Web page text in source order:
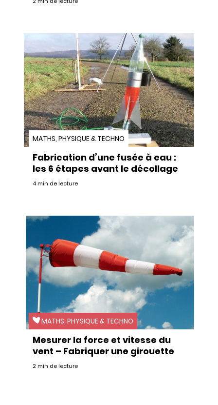
MATHS, PHYSIQUE & TECHNO
Fabrication d’une fusée à eau :
les 6 étapes avant le décollage
4 min de lecture
MATHS, PHYSIQUE & TECHNO
Mesurer la force et vitesse du
vent – Fabriquer une girouette
2 min de lecture